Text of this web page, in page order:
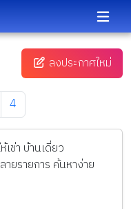
ลงประกาศใหม่
4
ช่า บ้านเดี่ยว
ยรายการ ค้นหาง่าย